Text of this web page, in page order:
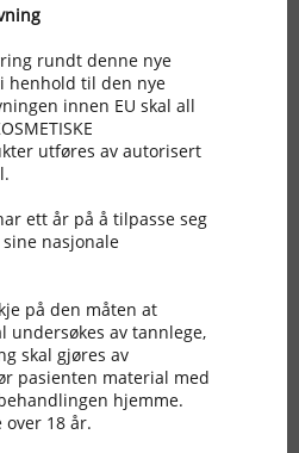
rundt denne nye
henhold til den nye
innen EU skal all
utføres av autorisert
ett år på å tilpasse seg
nasjonale
på den måten at
undersøkes av tannlege,
skal gjøres av
pasienten material med
hjemme.
18 år.